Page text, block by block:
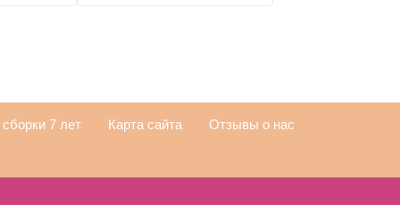
7 лет Карта сайта Отзывы о нас